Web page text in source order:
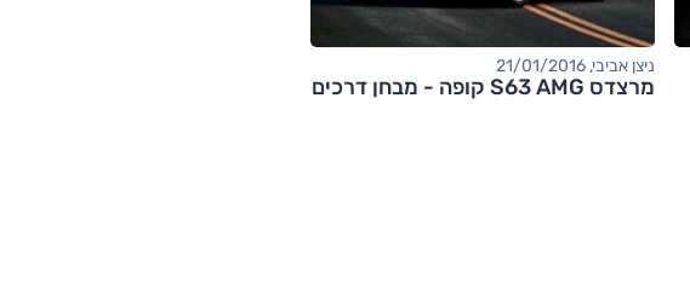
ניצן אביבי, 21/01/2016
מרצדס S63 AMG קופה - מבחן דרכים